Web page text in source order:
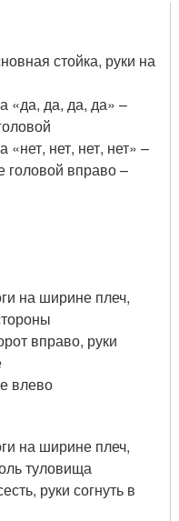
стойка, руки на
«да, да, да, да» –
«нет, нет, нет, нет» –
головой вправо –
на ширине плеч,
вправо, руки
влево
на ширине плеч,
туловища
руки согнуть в